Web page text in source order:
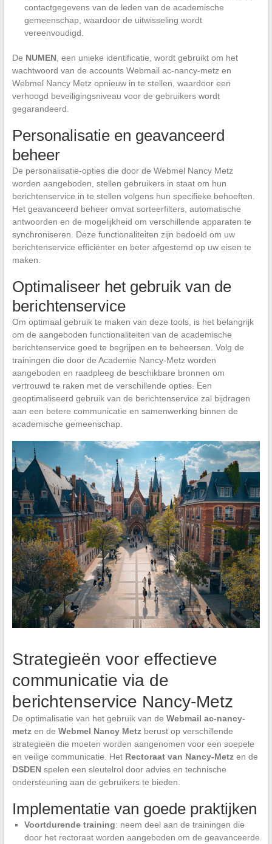
contactgegevens van de leden van de academische
gemeenschap, waardoor de uitwisseling wordt
vereenvoudigd.
De NUMEN, een unieke identificatie, wordt gebruikt om het
wachtwoord van de accounts Webmail ac-nancy-metz en
Webmel Nancy Metz opnieuw in te stellen, waardoor een
verhoogd beveiligingsniveau voor de gebruikers wordt
gegarandeerd.
Personalisatie en geavanceerd
beheer
De personalisatie-opties die door de Webmel Nancy Metz
worden aangeboden, stellen gebruikers in staat om hun
berichtenservice in te stellen volgens hun specifieke behoeften.
Het geavanceerd beheer omvat sorteerfilters, automatische
antwoorden en de mogelijkheid om verschillende apparaten te
synchroniseren. Deze functionaliteiten zijn bedoeld om uw
berichtenservice efficiënter en beter afgestemd op uw eisen te
maken.
Optimaliseer het gebruik van de
berichtenservice
Om optimaal gebruik te maken van deze tools, is het belangrijk
om de aangeboden functionaliteiten van de academische
berichtenservice goed te begrijpen en te beheersen. Volg de
trainingen die door de Academie Nancy-Metz worden
aangeboden en raadpleeg de beschikbare bronnen om
vertrouwd te raken met de verschillende opties. Een
geoptimaliseerd gebruik van de berichtenservice zal bijdragen
aan een betere communicatie en samenwerking binnen de
academische gemeenschap.
Strategieën voor effectieve
communicatie via de
berichtenservice Nancy-Metz
De optimalisatie van het gebruik van de Webmail ac-nancy-
metzen de Webmel Nancy Metzberust op verschillende
strategieën die moeten worden aangenomen voor een soepele
en veilige communicatie. Het Rectoraat van Nancy-Metzen de
DSDENspelen een sleutelrol door advies en technische
ondersteuning aan de gebruikers te bieden.
Implementatie van goede praktijken
Voortdurende training: neem deel aan de trainingen die
door het rectoraat worden aangeboden om de geavanceerde